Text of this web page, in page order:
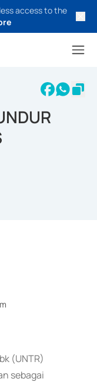
access to the
(UNTR)
sebagai